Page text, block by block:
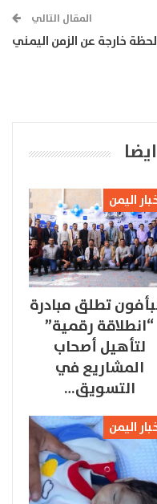
المقال التالي
لحظة خارجة عن الزمن اليمني
اليمن
تطلق مبادرة
“انطلاقة رقمية”
لتأهيل أصحاب
المشاريع في
التسويق…
اليمن